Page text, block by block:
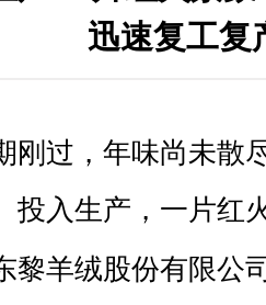
迅速复工复
刚过，年味尚未散
投入生产，一片红
黎羊绒股份有限公